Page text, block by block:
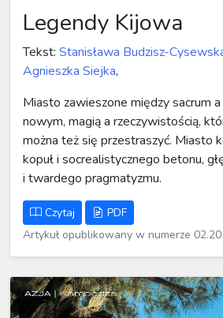
Legendy Kijowa
Tekst: Stanisława Budzisz-
Agnieszka Siejka,
Miasto zawieszone między sacrum
nowym, magią a rzeczywistością,
można też się przestraszyć. Miasto
kopuł i socrealistycznego betonu,
i twardego pragmatyzmu.
Czytaj
PDF
Artykuł opublikowany w numerze